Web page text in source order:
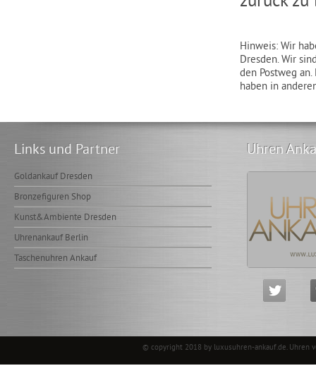
Hinweis: Wir
Dresden. Wir
den Postweg
haben in
Links und Partner
Goldankauf Dresden
Bronzefiguren Shop
Kunst&Ambiente Dresden
Uhrenankauf Berlin
Taschenuhren Ankauf
Uhren
© copyright 2018 by luxusuhren-ankauf.de. Uhren